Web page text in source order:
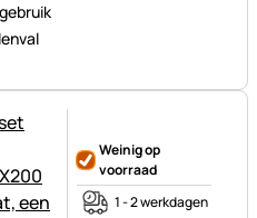
Weinig op
voorraad
1 - 2 werkdagen